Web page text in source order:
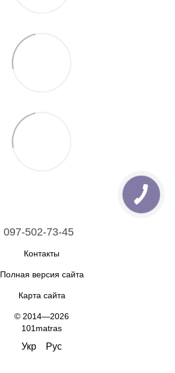
097-502-73-45
Контакты
Полная версия сайта
Карта сайта
© 2014—2026
101matras
Укр Рус